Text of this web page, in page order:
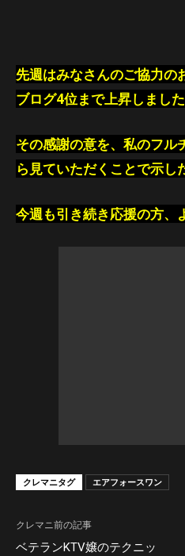
先週はみなさんのご協力の
ブログ4位まで上昇しました
その感謝の意を、私のフル
ら見ていただくことで示
今週も引き続き応援の方、
クレマニタグ エアフォースワン
クレマニ前の記事
ベテランKTV嬢のテクニッ